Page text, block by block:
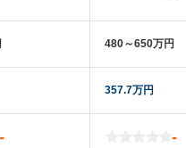
-
480～650万円
357.7万円
-